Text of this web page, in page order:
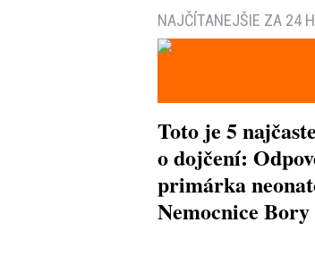
NAJČÍTANEJŠIE ZA 24
Toto je 5
o dojčení:
primárka
Nemocnice Bory